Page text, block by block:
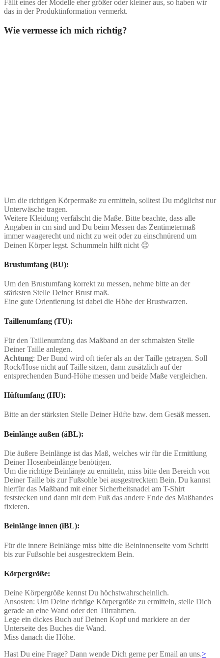
Fällt eines der Modelle eher größer oder kleiner aus, so haben wir
das in der Produktinformation vermerkt.
Wie vermesse ich mich richtig?
Um die richtigen Körpermaße zu ermitteln, solltest Du möglichst nur
Unterwäsche tragen.
Weitere Kleidung verfälscht die Maße. Bitte beachte, dass alle
Angaben in cm sind und Du beim Messen das Zentimetermaß
immer waagerecht und nicht zu weit oder zu einschnürend um
Deinen Körper legst. Schummeln hilft nicht 😉
Brustumfang (BU):
Um den Brustumfang korrekt zu messen, nehme bitte an der
stärksten Stelle Deiner Brust maß.
Eine gute Orientierung ist dabei die Höhe der Brustwarzen.
Taillenumfang (TU):
Für den Taillenumfang das Maßband an der schmalsten Stelle
Deiner Taille anlegen.
Achtung: Der Bund wird oft tiefer als an der Taille getragen. Soll
Rock/Hose nicht auf Taille sitzen, dann zusätzlich auf der
entsprechenden Bund-Höhe messen und beide Maße vergleichen.
Hüftumfang (HU):
Bitte an der stärksten Stelle Deiner Hüfte bzw. dem Gesäß messen.
Beinlänge außen (äBL):
Die äußere Beinlänge ist das Maß, welches wir für die Ermittlung
Deiner Hosenbeinlänge benötigen.
Um die richtige Beinlänge zu ermitteln, miss bitte den Bereich von
Deiner Taille bis zur Fußsohle bei ausgestrecktem Bein. Du kannst
hierfür das Maßband mit einer Sicherheitsnadel am T-Shirt
feststecken und dann mit dem Fuß das andere Ende des Maßbandes
fixieren.
Beinlänge innen (iBL):
Für die innere Beinlänge miss bitte die Beininnenseite vom Schritt
bis zur Fußsohle bei ausgestrecktem Bein.
Körpergröße:
Deine Körpergröße kennst Du höchstwahrscheinlich.
Ansosten: Um Deine richtige Körpergröße zu ermitteln, stelle Dich
gerade an eine Wand oder den Türrahmen.
Lege ein dickes Buch auf Deinen Kopf und markiere an der
Unterseite des Buches die Wand.
Miss danach die Höhe.
Hast Du eine Frage? Dann wende Dich gerne per Email an uns.>